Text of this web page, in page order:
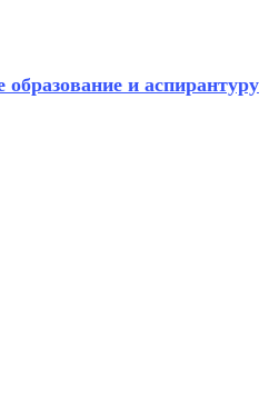
и аспирантуру